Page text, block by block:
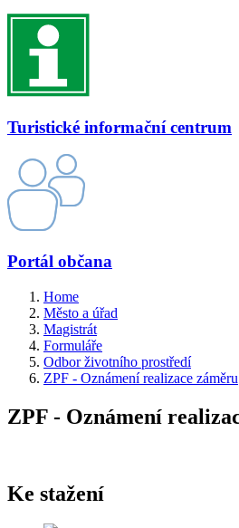
Turistické informační centrum
Portál občana
Home
Město a úřad
Magistrát
Formuláře
Odbor životního prostředí
ZPF - Oznámení realizace záměru
ZPF - Oznámení
Ke stažení